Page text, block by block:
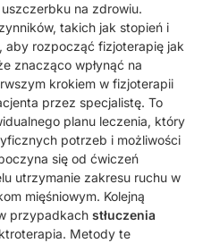
na zdrowiu.
takich jak stopień i
aby rozpocząć fizjoterapię jak
znacząco wpłynąć na
krokiem w fizjoterapii
przez specjalistę. To
planu leczenia, który
potrzeb i możliwości
się od ćwiczeń
utrzymanie zakresu ruchu w
mięśniowym. Kolejną
przypadkachstłuczenia
Metody te